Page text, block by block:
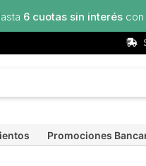
con todos los bancos
Promociones